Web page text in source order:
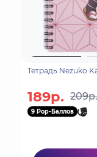
Тетрадь Nezuko
189р. 209р.
9 Pop-Баллов